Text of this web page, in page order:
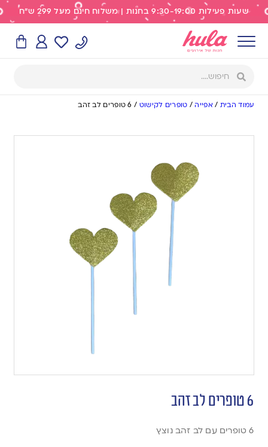
שעות פעילות 9:30-19:00 בחנות | משלוח חינם מעל 299 ש"ח
עמוד הבית /אפייה/ טופרים לקישוט / 6 טופרים לב זהב
6 טופרים לב זהב
6 טופרים עם לב זהב נוצץ